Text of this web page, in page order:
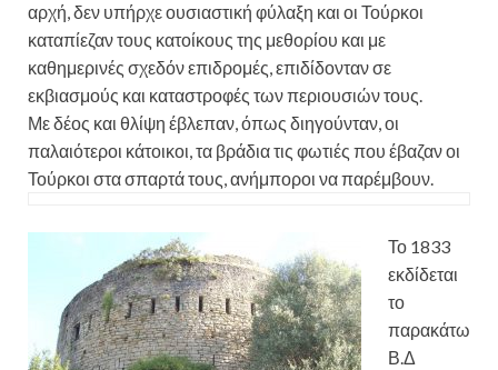
αρχή, δεν υπήρχε ουσιαστική φύλαξη και οι Τούρκοι
καταπίεζαν τους κατοίκους της μεθορίου και με
καθημερινές σχεδόν επιδρομές, επιδίδονταν σε
εκβιασμούς και καταστροφές των περιουσιών τους.
Με δέος και θλίψη έβλεπαν, όπως διηγούνταν, οι
παλαιότεροι κάτοικοι, τα βράδια τις φωτιές που έβαζαν οι
Τούρκοι στα σπαρτά τους, ανήμποροι να παρέμβουν.
Το 1833
εκδίδεται
το
παρακάτω
Β.Δ